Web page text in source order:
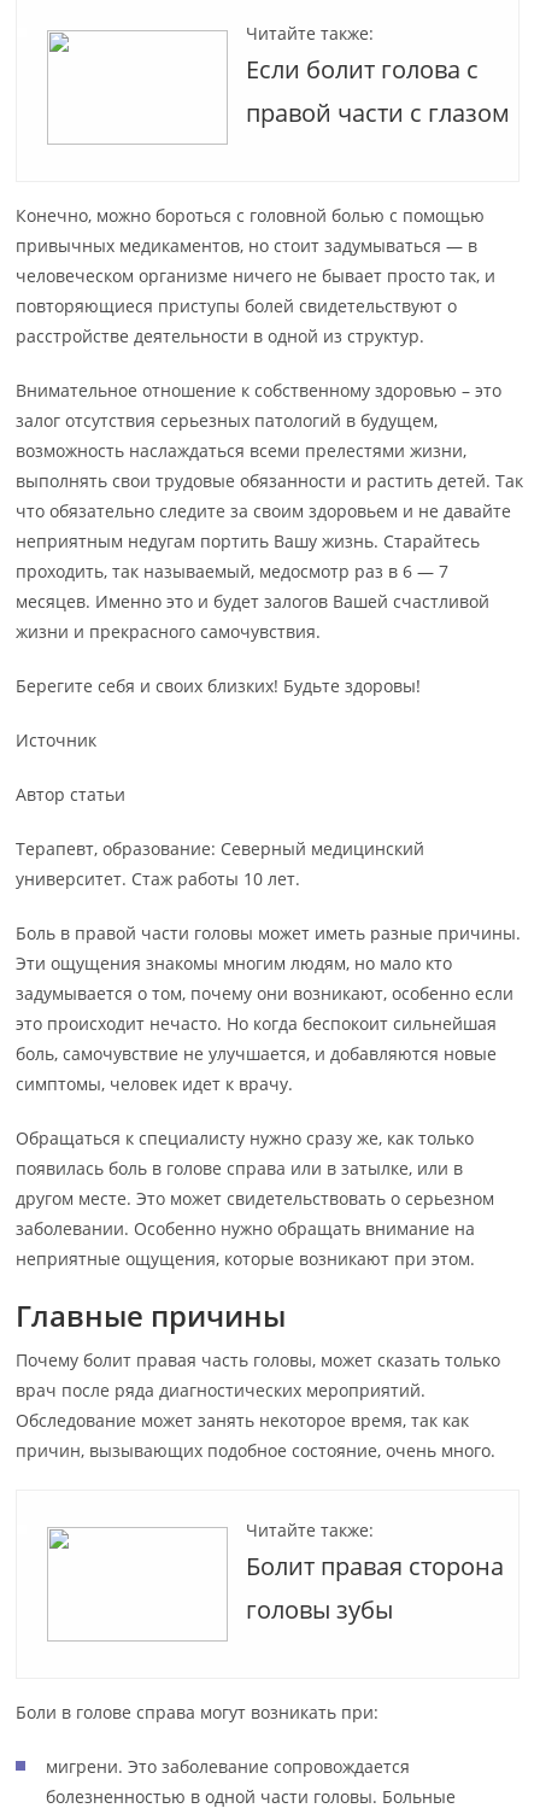
Читайте также:
Если болит голова с
правой части с глазом
Конечно, можно бороться с головной болью с помощью
привычных медикаментов, но стоит задумываться — в
человеческом организме ничего не бывает просто так, и
повторяющиеся приступы болей свидетельствуют о
расстройстве деятельности в одной из структур.
Внимательное отношение к собственному здоровью – это
залог отсутствия серьезных патологий в будущем,
возможность наслаждаться всеми прелестями жизни,
выполнять свои трудовые обязанности и растить детей. Так
что обязательно следите за своим здоровьем и не давайте
неприятным недугам портить Вашу жизнь. Старайтесь
проходить, так называемый, медосмотр раз в 6 — 7
месяцев. Именно это и будет залогов Вашей счастливой
жизни и прекрасного самочувствия.
Берегите себя и своих близких! Будьте здоровы!
Источник
Автор статьи
Терапевт, образование: Северный медицинский
университет. Стаж работы 10 лет.
Боль в правой части головы может иметь разные причины.
Эти ощущения знакомы многим людям, но мало кто
задумывается о том, почему они возникают, особенно если
это происходит нечасто. Но когда беспокоит сильнейшая
боль, самочувствие не улучшается, и добавляются новые
симптомы, человек идет к врачу.
Обращаться к специалисту нужно сразу же, как только
появилась боль в голове справа или в затылке, или в
другом месте. Это может свидетельствовать о серьезном
заболевании. Особенно нужно обращать внимание на
неприятные ощущения, которые возникают при этом.
Главные причины
Почему болит правая часть головы, может сказать только
врач после ряда диагностических мероприятий.
Обследование может занять некоторое время, так как
причин, вызывающих подобное состояние, очень много.
Читайте также:
Болит правая сторона
головы зубы
Боли в голове справа могут возникать при:
мигрени. Это заболевание сопровождается
болезненностью в одной части головы. Больные